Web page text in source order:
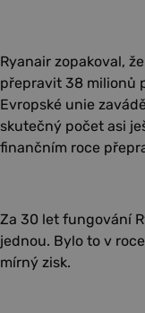
Ryanair zopakoval,
přepravit 38 milionů
Evropské unie
skutečný počet asi
finančním roce
Za 30 let fungování
jednou. Bylo to v
mírný zisk.